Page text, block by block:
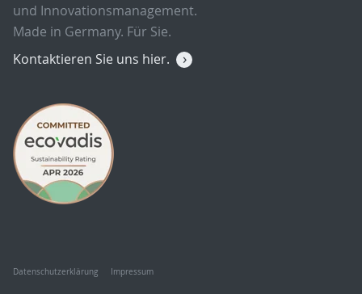
und Innovationsmanagement.
Made in Germany. Für Sie.
Kontaktieren Sie uns hier.
Datenschutzerklärung Impressum